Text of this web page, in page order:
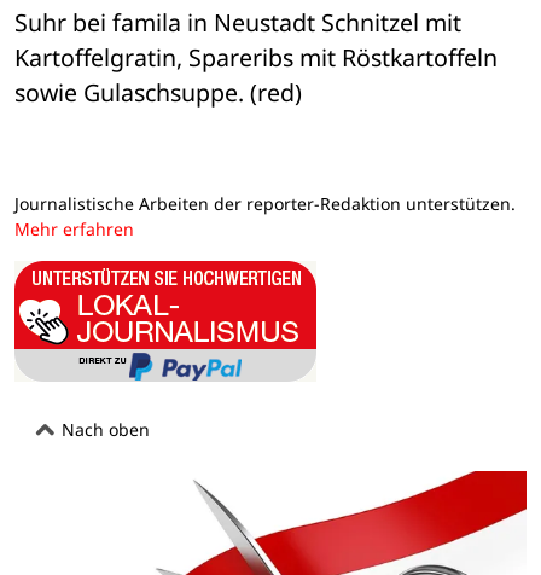
Suhr bei famila in Neustadt Schnitzel mit
Kartoffelgratin, Spareribs mit Röstkartoffeln
sowie Gulaschsuppe. (red)
Journalistische Arbeiten der reporter-Redaktion unterstützen.
Mehr erfahren
Nach oben